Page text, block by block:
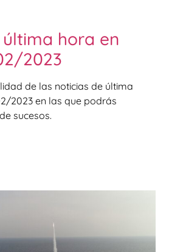
hora en
2023
de las noticias de última
2023 en las que podrás
sucesos.